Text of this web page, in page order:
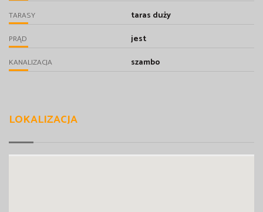
TARASY taras duży
PRĄD jest
KANALIZACJA szambo
LOKALIZACJA